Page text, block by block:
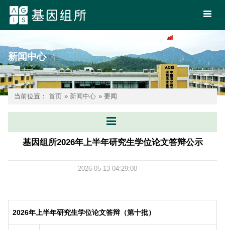
新闻中心
当前位置： 首页 » 新闻中心 » 要闻
基因组所2026年上半年研究生学位论文答辩公示
2026-05-13 04:29:00
2026年上半年研究生学位论文答辩（第十批）